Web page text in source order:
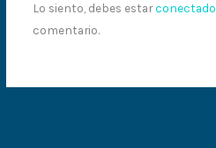
Lo siento, debes estarconectado
comentario.